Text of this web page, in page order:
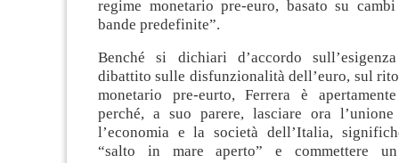
regime monetario pre-euro, basato su
bande predefinite”.
Benché si dichiari d’accordo
dibattito sulle disfunzionalità dell’euro, sul
monetario pre-eurto, Ferrera è
perché, a suo parere, lasciare ora
l’economia e la società dell’Italia,
“salto in mare aperto” e commettere